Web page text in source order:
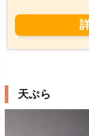
天ぷら